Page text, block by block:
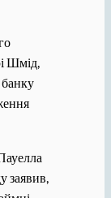
Шмід,
заявив,